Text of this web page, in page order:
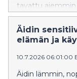
tavattu aiemmin
aiemmin
Pohjois-
Äidin
elämän ja
10.7.2026 06:01:00
Äidin lämmin,